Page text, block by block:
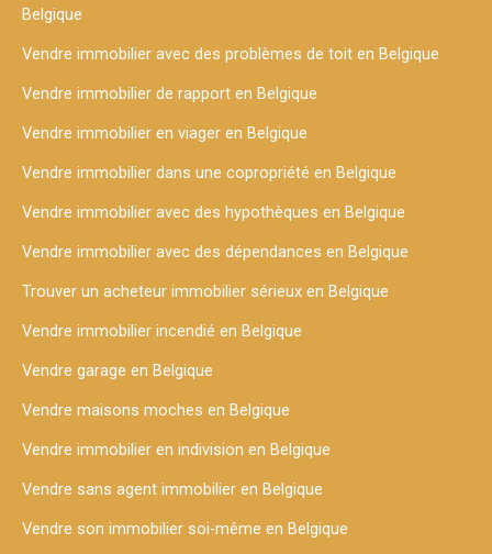
Belgique
Vendre immobilier avec des problèmes de toit en Belgique
Vendre immobilier de rapport en Belgique
Vendre immobilier en viager en Belgique
Vendre immobilier dans une copropriété en Belgique
Vendre immobilier avec des hypothèques en Belgique
Vendre immobilier avec des dépendances en Belgique
Trouver un acheteur immobilier sérieux en Belgique
Vendre immobilier incendié en Belgique
Vendre garage en Belgique
Vendre maisons moches en Belgique
Vendre immobilier en indivision en Belgique
Vendre sans agent immobilier en Belgique
Vendre son immobilier soi-même en Belgique